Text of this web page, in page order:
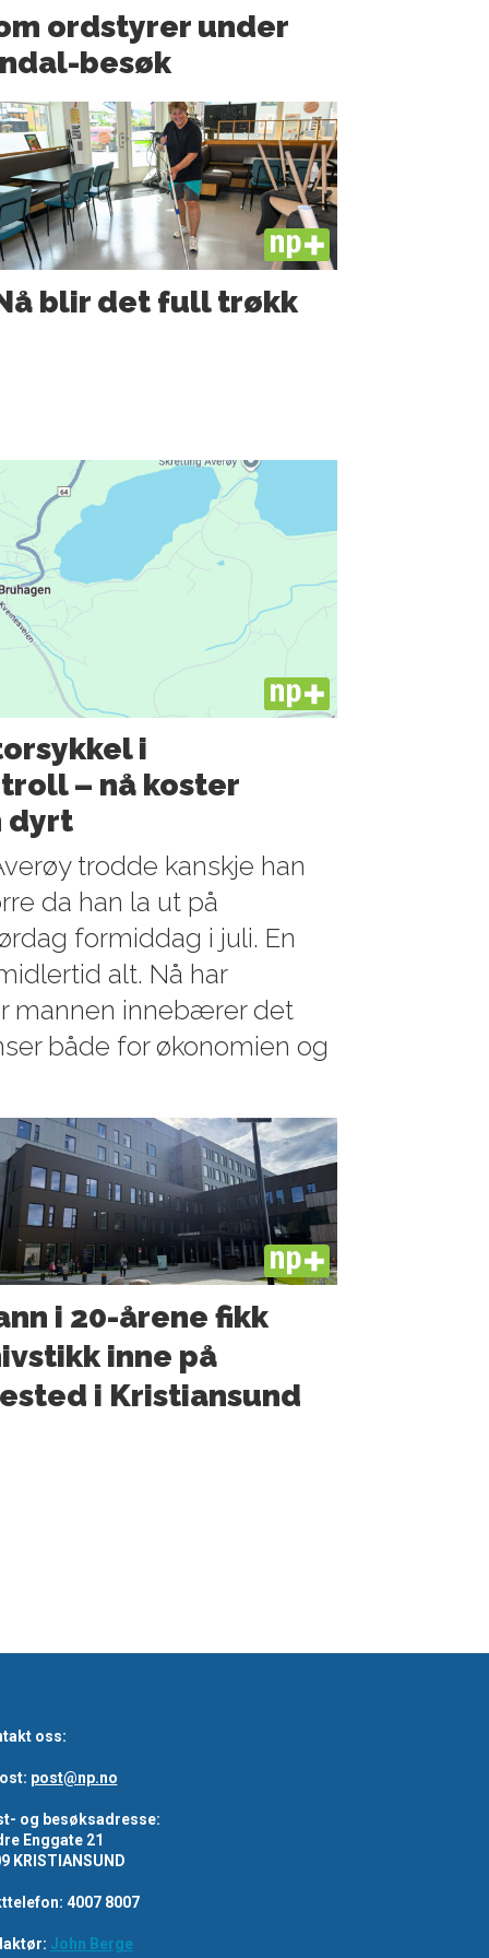
ordstyrer under
besøk
PLUS
blir det full trøkk
PLUS
i
– nå koster
dyrt
trodde kanskje han
da han la ut på
formiddag i juli. En
alt. Nå har
mannen innebærer det
både for økonomien og
PLUS
i 20-årene fikk
inne på
i Kristiansund
oss:
post@np.no
og besøksadresse:
Enggate 21
KRISTIANSUND
4007 8007
John Berge